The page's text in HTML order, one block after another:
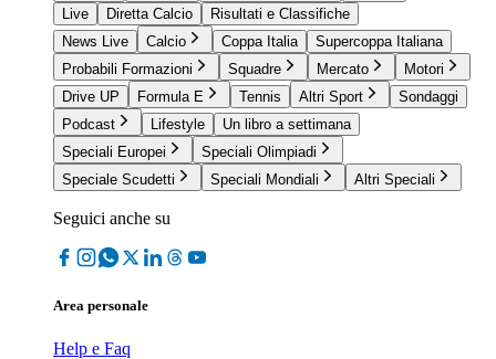
Live
Diretta Calcio
Risultati e Classifiche
News Live
Calcio Coppa Italia
Supercoppa Italiana
Probabili Formazioni
Squadre Mercato
Motori
Drive UP
Formula E Tennis Altri Sport
Sondaggi
Podcast
Lifestyle
Un libro a settimana
Speciali Europei
Speciali Olimpiadi
Speciale Scudetti
Speciali Mondiali Altri Speciali
Seguici anche su
Area personale
Help e Faq